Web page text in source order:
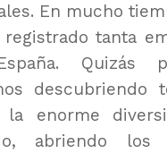
En mucho
registrado tanta
Quizás
descubriendo
la enorme
abriendo